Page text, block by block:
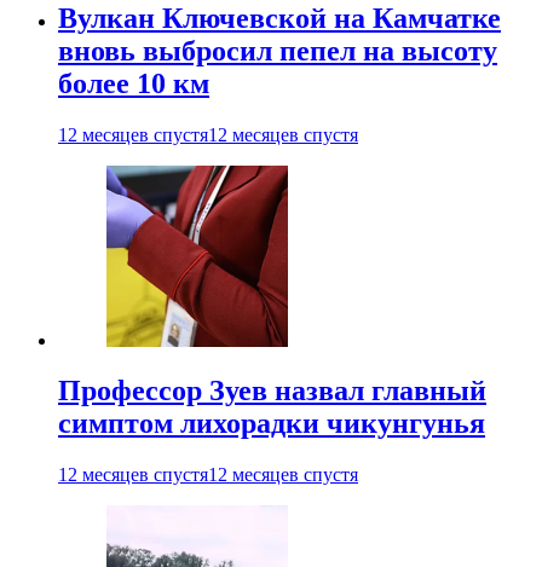
Вулкан Ключевской на Камчатке
вновь выбросил пепел на высоту
более 10 км
12 месяцев спустя12 месяцев спустя
Профессор Зуев назвал главный
симптом лихорадки чикунгунья
12 месяцев спустя12 месяцев спустя